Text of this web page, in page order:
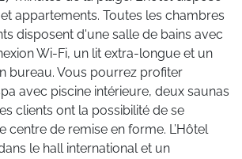
appartements. Toutes les chambres
disposent d'une salle de bains avec
Wi-Fi, un lit extra-longue et un
bureau. Vous pourrez profiter
avec piscine intérieure, deux saunas
clients ont la possibilité de se
centre de remise en forme. L’Hôtel
le hall international et un